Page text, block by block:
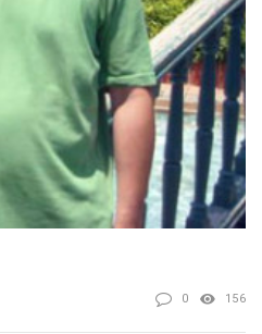
0 156